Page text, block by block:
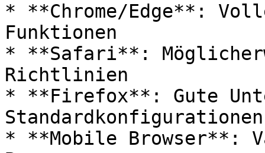
* **Chrome/Edge**:
Funktionen
* **Safari**:
Richtlinien
* **Firefox**: Gute
Standardkonfigurationen
* **Mobile Browser**: